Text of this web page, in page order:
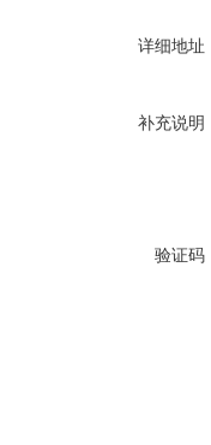
详细地址
补充说明
验证码